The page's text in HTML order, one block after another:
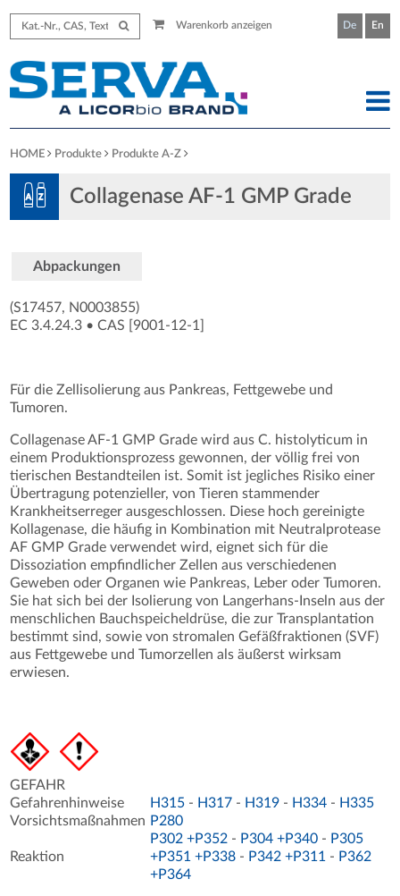
Warenkorb anzeigen De En
HOME Produkte Produkte A-Z
Collagenase AF-1 GMP Grade
Abpackungen
(S17457, N0003855)
EC 3.4.24.3 •CAS [9001-12-1
Für die Zellisolierung aus Pankreas, Fettgewebe und
Tumoren.
Collagenase AF-1 GMP Grade wird aus C. histolyticum in
einem Produktionsprozess gewonnen, der völlig frei von
tierischen Bestandteilen ist. Somit ist jegliches Risiko einer
Übertragung potenzieller, von Tieren stammender
Krankheitserreger ausgeschlossen. Diese hoch gereinigte
Kollagenase, die häufig in Kombination mit Neutralprotease
AF GMP Grade verwendet wird, eignet sich für die
Dissoziation empfindlicher Zellen aus verschiedenen
Geweben oder Organen wie Pankreas, Leber oder Tumoren.
Sie hat sich bei der Isolierung von Langerhans-Inseln aus der
menschlichen Bauchspeicheldrüse, die zur Transplantation
bestimmt sind, sowie von stromalen Gefäßfraktionen (SVF)
aus Fettgewebe und Tumorzellen als äußerst wirksam
erwiesen.
GEFAHR
Gefahrenhinweise
H315 - H317 - H319 - H334 - H335
Vorsichtsmaßnahmen P280
Reaktion
P302 +P352 - P304 +P340 - P305
+P351 +P338 - P342 +P311 - P362
+P364